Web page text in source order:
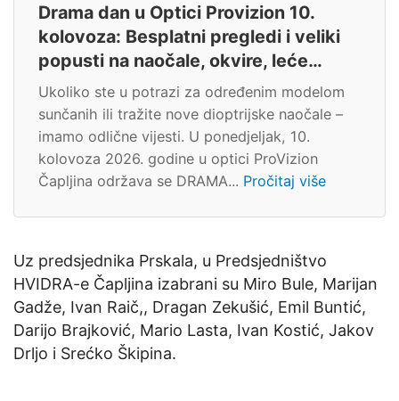
Drama dan u Optici Provizion 10.
kolovoza: Besplatni pregledi i veliki
popusti na naočale, okvire, leće…
Ukoliko ste u potrazi za određenim modelom
sunčanih ili tražite nove dioptrijske naočale –
imamo odlične vijesti. U ponedjeljak, 10.
kolovoza 2026. godine u optici ProVizion
Čapljina održava se DRAMA... Pročitaj više
Uz predsjednika Prskala, u Predsjedništvo
HVIDRA-e Čapljina izabrani su Miro Bule, Marijan
Gadže, Ivan Raič,, Dragan Zekušić, Emil Buntić,
Darijo Brajković, Mario Lasta, Ivan Kostić, Jakov
Drljo i Srećko Škipina.